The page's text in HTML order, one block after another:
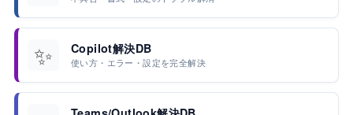
✨ Copilot解決DB
使い方・エラー・設定を完全解決